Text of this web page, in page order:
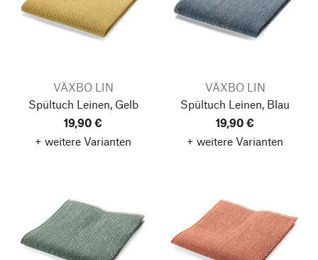
VÄXBO LIN
Spültuch Leinen, Gelb
19,90 €
+ weitere Varianten
VÄXBO LIN
Spültuch Leinen, Blau
19,90 €
+ weitere Varianten